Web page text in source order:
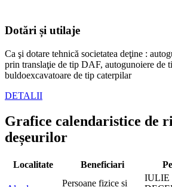
Dotări și utilaje
Ca şi dotare tehnică societatea deţine :
prin translaţie de tip DAF, autogunoiere de
buldoexcavatoare de tip caterpilar
DETALII
Grafice calendaristice de
deșeurilor
Localitate Beneficiari
Persoane fizice și
IULIE